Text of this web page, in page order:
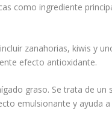
como ingrediente
zanahorias, kiwis y
efecto antioxidante.
graso. Se trata de un
emulsionante y ayuda a